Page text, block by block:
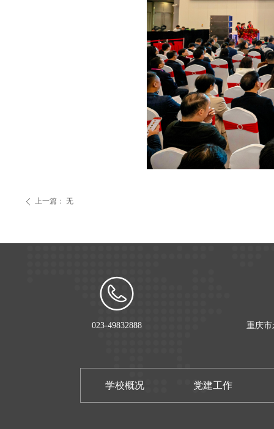
ꄴ 上一篇： 无
023-49832888 重庆市
学校概况 党建工作